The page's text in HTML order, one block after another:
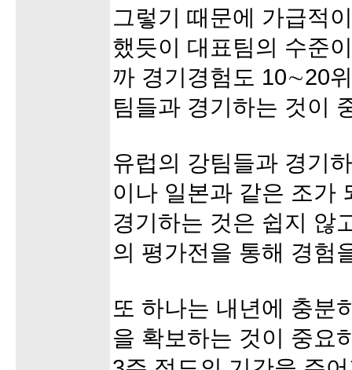
그렇기 때문에 가급적
했듯이 대표팀의 수준
까 경기경험도 10∼20
팀들과 경기하는 것이
유럽의 강팀들과 경기
이나 일본과 같은 조가
경기하는 것은 쉽지 않
의 평가전을 통해 경험
또 하나는 내년에 충분
을 확보하는 것이 중요